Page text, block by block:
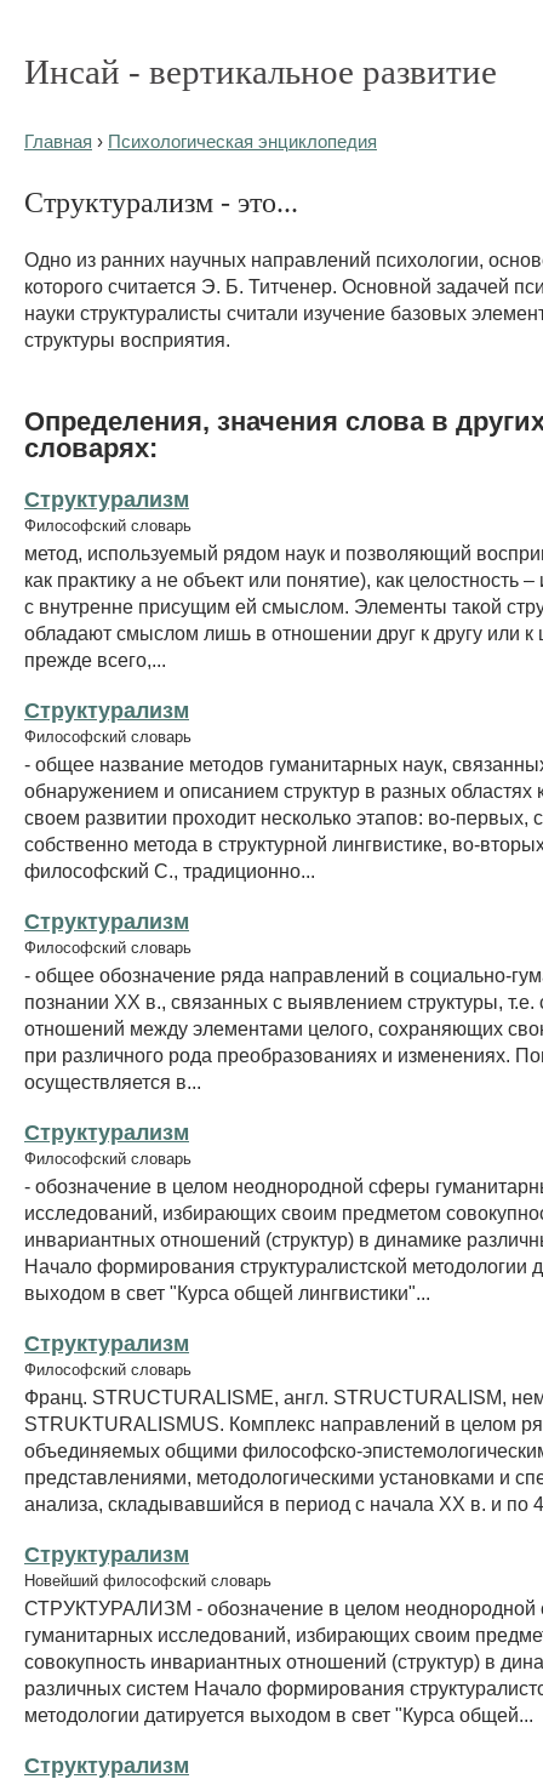
Инсай - вертикальное развитие
Главная › Психологическая энциклопедия
Структурализм - это...
Одно из ранних научных направлений психологии,
которого считается Э. Б. Титченер. Основной задачей
науки структуралисты считали изучение базовых
структуры восприятия.
Определения, значения слова в
словарях:
Структурализм
Философский словарь
метод, используемый рядом наук и позволяющий
как практику а не объект или понятие), как целостность –
с внутренне присущим ей смыслом. Элементы такой
обладают смыслом лишь в отношении друг к другу или к
прежде всего,...
Структурализм
Философский словарь
- общее название методов гуманитарных наук,
обнаружением и описанием структур в разных областях
своем развитии проходит несколько этапов: во-первых,
собственно метода в структурной лингвистике, во-
философский С., традиционно...
Структурализм
Философский словарь
- общее обозначение ряда направлений в социально-
познании XX в., связанных с выявлением структуры, т.е.
отношений между элементами целого, сохраняющих
при различного рода преобразованиях и изменениях.
осуществляется в...
Структурализм
Философский словарь
- обозначение в целом неоднородной сферы
исследований, избирающих своим предметом
инвариантных отношений (структур) в динамике
Начало формирования структуралистской методологии
выходом в свет "Курса общей лингвистики"...
Структурализм
Философский словарь
Франц. STRUCTURALISME, англ. STRUCTURALISM,
STRUKTURALISMUS. Комплекс направлений в целом
объединяемых общими философско-
представлениями, методологическими установками и
анализа, складывавшийся в период с начала XX в. и по
Структурализм
Новейший философский словарь
СТРУКТУРАЛИЗМ - обозначение в целом
гуманитарных исследований, избирающих своим
совокупность инвариантных отношений (структур) в
различных систем Начало формирования
методологии датируется выходом в свет "Курса общей...
Структурализм